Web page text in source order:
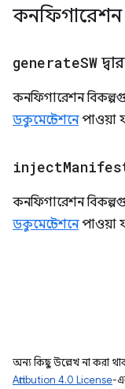
কনফিগারেশন
generateSW
কনফিগারেশন
ডকুমেন্টেশনেপাওয়া
inject
কনফিগারেশন
ডকুমেন্টেশনেপাওয়া
অন্য কিছু উল্লেখ না করা
Attribution 4.0 License-